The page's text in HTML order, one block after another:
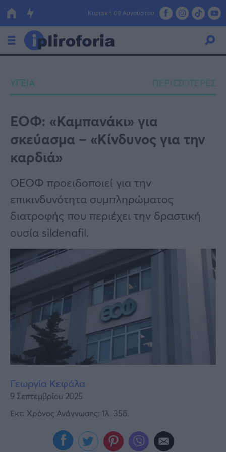
Κυριακή 09 Αυγούστου
Οικονομία
Πολιτική
Τράπεζες
Επιδοτήσεις
ΕΣΠΑ
Κόσμος
Lifestyle
Αθλητικά
Υγεία
Γυναίκα
Καιρός
ΥΓΕΙΑ ΠΕΡΙΣΣΟΤΕΡΕΣ
ΕΟΦ: «Καμπανάκι» για
σκεύασμα – «Κίνδυνος για την
καρδιά»
ΟΕΟΦ προειδοποιεί για την
επικινδυνότητα συμπληρώματος
διατροφής που περιέχει την δραστική
ουσία sildenafil.
Γεωργία Κεφάλα
9 Σεπτεμβρίου 2025
Εκτ. Χρόνος Ανάγνωσης: 1λ. 35δ.